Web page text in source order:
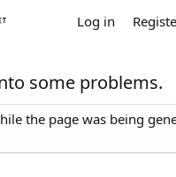
Log in
some problems.
the page was being